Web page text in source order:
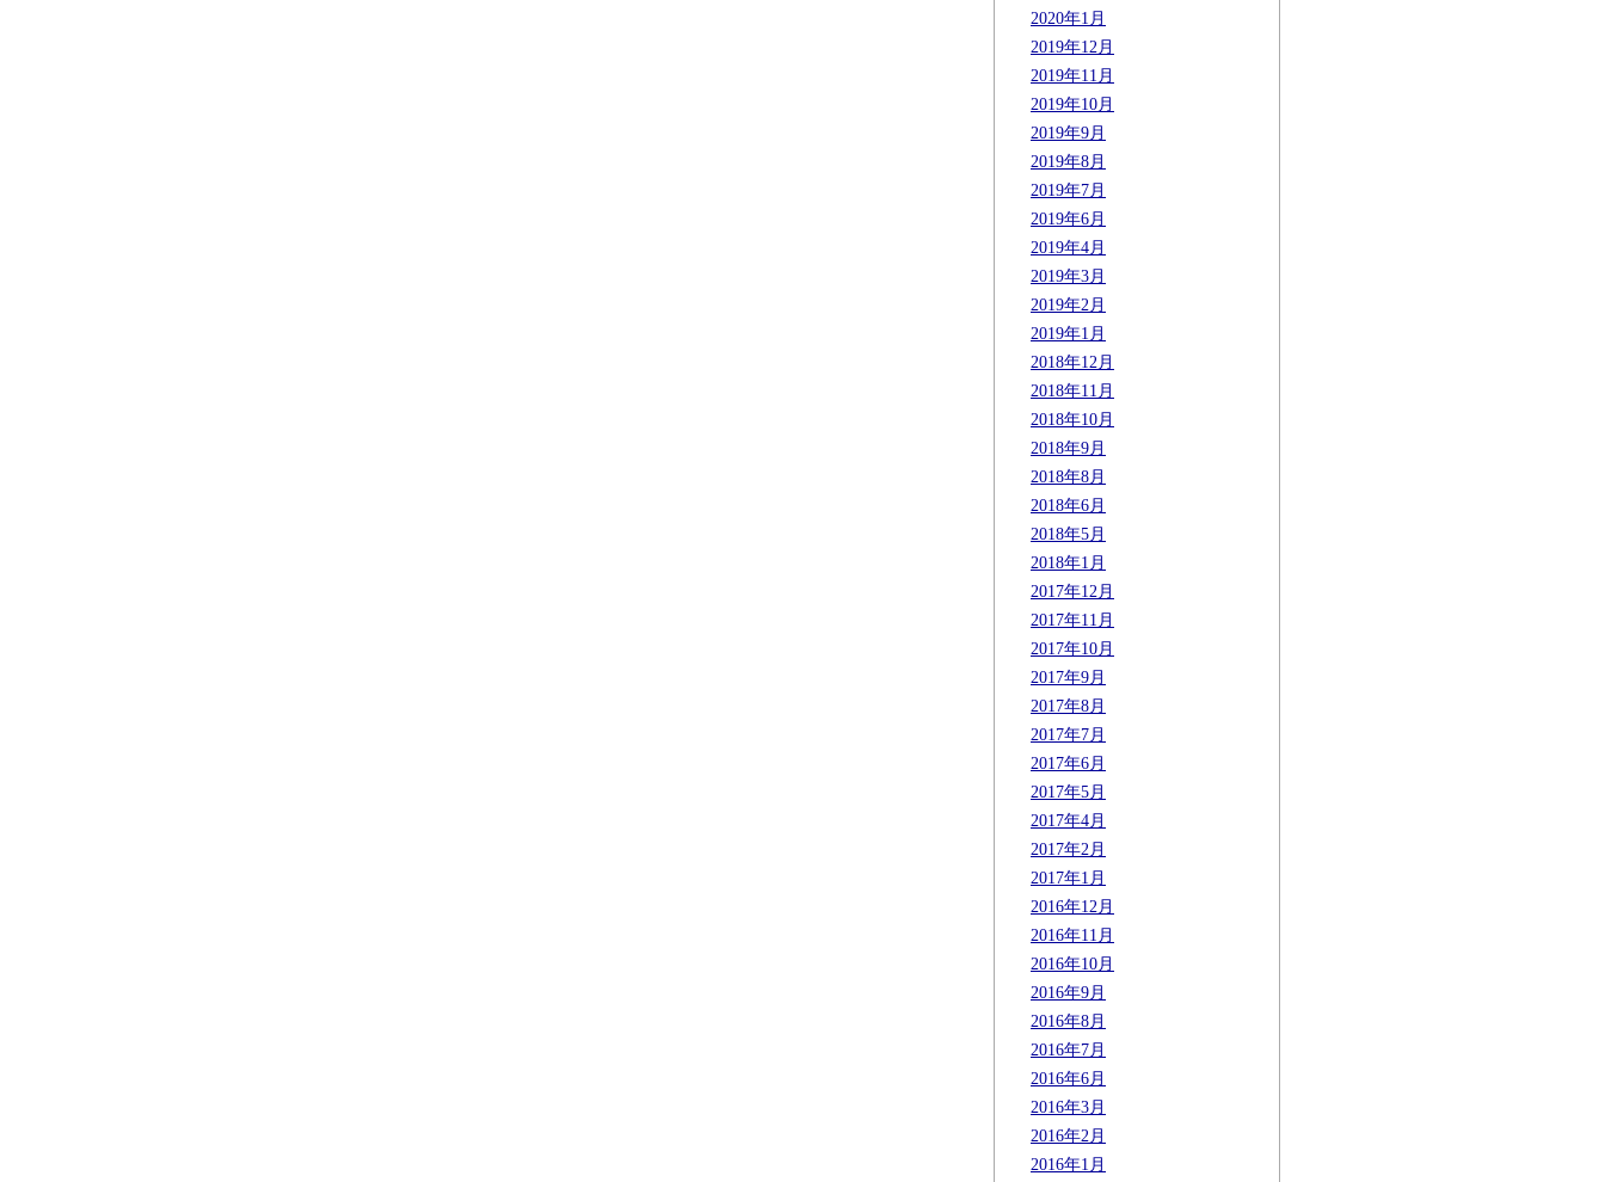
2020年1月
2019年12月
2019年11月
2019年10月
2019年9月
2019年8月
2019年7月
2019年6月
2019年4月
2019年3月
2019年2月
2019年1月
2018年12月
2018年11月
2018年10月
2018年9月
2018年8月
2018年6月
2018年5月
2018年1月
2017年12月
2017年11月
2017年10月
2017年9月
2017年8月
2017年7月
2017年6月
2017年5月
2017年4月
2017年2月
2017年1月
2016年12月
2016年11月
2016年10月
2016年9月
2016年8月
2016年7月
2016年6月
2016年3月
2016年2月
2016年1月